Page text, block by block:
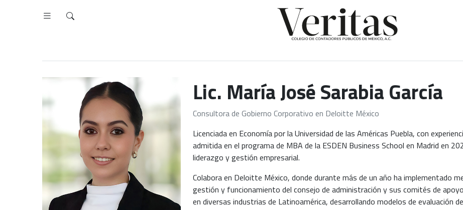
Lic. María José Sarabia García
Consultora de Gobierno Corporativo en Deloitte México
Licenciada en Economía por la Universidad de las Américas Puebla, con
admitida en el programa de MBA de la ESDEN Business School en Madrid en
liderazgo y gestión empresarial.
Colabora en Deloitte México, donde durante más de un año ha implementado
gestión y funcionamiento del consejo de administración y sus comités de
en diversas industrias de Latinoamérica, desarrollando modelos de evaluación